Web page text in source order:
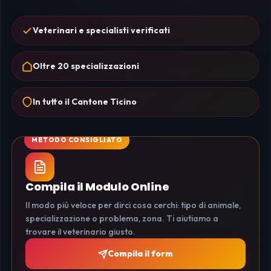
Veterinari e specialisti verificati
Oltre 20 specializzazioni
In tutto il Cantone Ticino
Compila il Modulo Online
Il modo più veloce per dirci cosa cerchi: tipo di animale,
specializzazione o problema, zona. Ti aiutiamo a
trovare il veterinario giusto.
Compila il form